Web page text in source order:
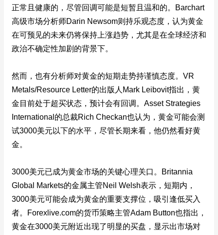
正常且健康的，尽管回调可能是短暂且温和的。Barchart
高级市场分析师Darin Newsom则持乐观态度，认为黄金
在可预见的未来仍将保持上涨趋势，尤其是在全球经济和
政治不确定性加剧的背景下。
然而，也有分析师对黄金的短期走势持谨慎态度。VR
Metals/Resource Letter的出版人Mark Leibovit指出，黄
金目前处于超买状态，预计会有回调。Asset Strategies
International的总裁Rich Checkan也认为，黄金可能会测
试3000美元以下的水平，尽管长期来看，他仍然看好黄
金。
3000美元已成为黄金市场的关键心理关口。Britannia
Global Markets的金属主管Neil Welsh表示，短期内，
3000美元可能会成为黄金的重要支撑位，吸引逢低买入
者。Forexlive.com的货币策略主管Adam Button也指出，
黄金在3000美元附近出现了明显的买盘，显示出市场对